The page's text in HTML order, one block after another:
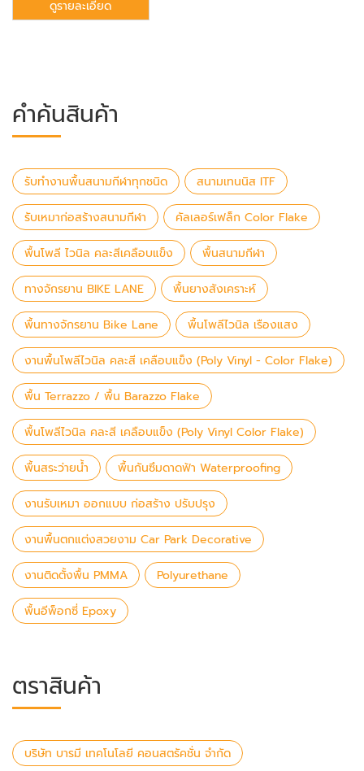
ดูรายละเอียด
คำค้นสินค้า
รับทำงานพื้นสนามกีฬาทุกชนิด สนามเทนนิส ITF
รับเหมาก่อสร้างสนามกีฬา คัลเลอร์เฟล็ก Color Flake
พื้นโพลี ไวนิล คละสีเคลือบแข็ง พื้นสนามกีฬา
ทางจักรยาน BIKE LANE พื้นยางสังเคราะห์
พื้นทางจักรยาน Bike Lane พื้นโพลีไวนิล เรืองแสง
งานพื้นโพลีไวนิล คละสี เคลือบแข็ง (Poly Vinyl - Color Flake)
พื้น Terrazzo / พื้น Barazzo Flake
พื้นโพลีไวนิล คละสี เคลือบแข็ง (Poly Vinyl Color Flake)
พื้นสระว่ายน้ำ พื้นกันซึมดาดฟ้า Waterproofing
งานรับเหมา ออกแบบ ก่อสร้าง ปรับปรุง
งานพื้นตกแต่งสวยงาม Car Park Decorative
งานติดตั้งพื้น PMMA Polyurethane
พื้นอีพ็อกซี่ Epoxy
ตราสินค้า
บริษัท บารมี เทคโนโลยี คอนสตรัคชั่น จำกัด